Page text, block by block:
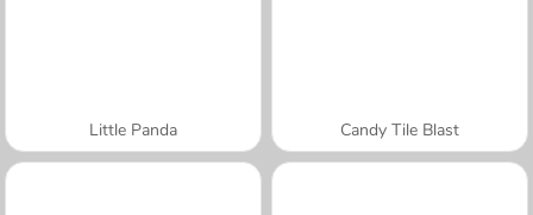
Little Panda Candy Tile Blast